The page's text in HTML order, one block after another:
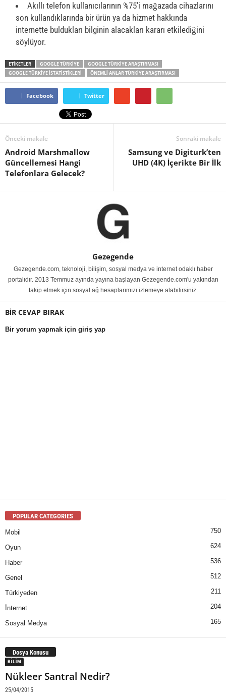
Akıllı telefon kullanıcılarının %75’i mağazada cihazlarını
son kullandıklarında bir ürün ya da hizmet hakkında
internette buldukları bilginin alacakları kararı etkilediğini
söylüyor.
ETİKETLER GOOGLE TÜRKIYE
GOOGLE TÜRKIYE ARAŞTIRMASI
GOOGLE TÜRKIYE İSTATISTIKLERI
ÖNEMLI ANLAR TÜRKIYE ARAŞTIRMASI
Facebook Twitter
Önceki makale
Android Marshmallow
Güncellemesi Hangi
Telefonlara Gelecek?
Sonraki makale
Samsung ve Digiturk’ten
UHD (4K) İçerikte Bir İlk
Gezegende
Gezegende.com, teknoloji, bilişim, sosyal medya ve internet odaklı haber
portalıdır. 2013 Temmuz ayında yayına başlayan Gezegende.com'u yakından
takip etmek için sosyal ağ hesaplarımızı izlemeye alabilirsiniz.
BİR CEVAP BIRAK
Bir yorum yapmak için giriş yap
POPULAR CATEGORIES
Mobil 750
Oyun 624
Haber 536
Genel 512
Türkiyeden 211
İnternet 204
Sosyal Medya 165
Dosya Konusu
BILIM
Nükleer Santral Nedir?
25/04/2015